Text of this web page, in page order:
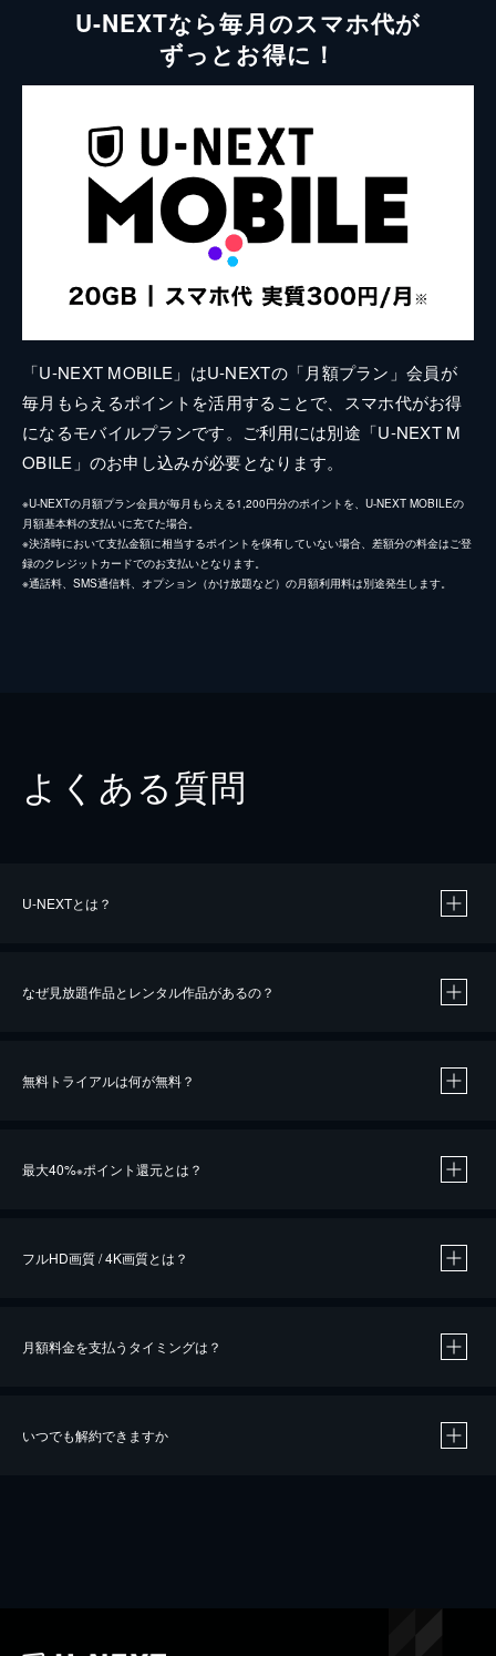
U-NEXTなら毎月のスマホ代が
ずっとお得に！
「U-NEXT MOBILE」はU-NEXTの「月額プラン」会員が
毎月もらえるポイントを活用することで、スマホ代がお得
になるモバイルプランです。ご利用には別途「U-NEXT M
OBILE」のお申し込みが必要となります。
※U-NEXTの月額プラン会員が毎月もらえる1,200円分のポイントを、U-NEXT MOBILEの
月額基本料の支払いに充てた場合。
※決済時において支払金額に相当するポイントを保有していない場合、差額分の料金はご登
録のクレジットカードでのお支払いとなります。
※通話料、SMS通信料、オプション（かけ放題など）の月額利用料は別途発生します。
よくある質問
U-NEXTとは？
なぜ見放題作品とレンタル作品があるの？
無料トライアルは何が無料？
最大40%※ポイント還元とは？
※40％ポイント還元の対象は、クレジットカード決済による作品の購入 / レンタルです。
iOSアプリのUコイン決済による作品の購入 / レンタルは、20％のポイント還元です。
フルHD画質 / 4K画質とは？
月額料金を支払うタイミングは？
いつでも解約できますか